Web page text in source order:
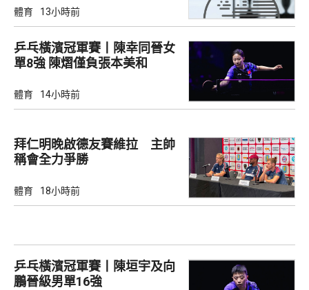
體育 13小時前
乒乓橫濱冠軍賽丨陳幸同晉女
單8強 陳熠僅負張本美和
體育 14小時前
拜仁明晚啟德友賽維拉 主帥
稱會全力爭勝
體育 18小時前
乒乓橫濱冠軍賽丨陳垣宇及向
鵬晉級男單16強